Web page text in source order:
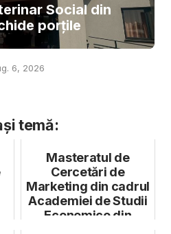
Social din
porțile
6, 2026
temă:
Masteratul de
Cercetări de
Marketing din cadrul
Academiei de Studii
Economice din